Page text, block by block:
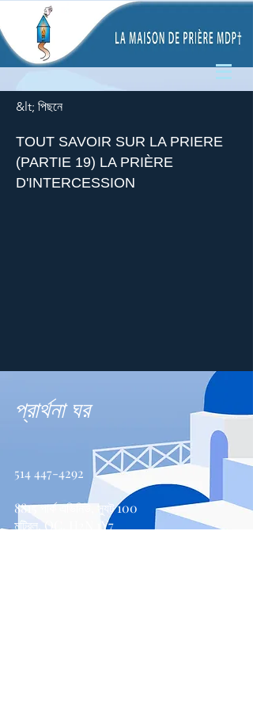
&lt; পিছনে
TOUT SAVOIR SUR LA PRIERE
(PARTIE 19) LA PRIÈRE
D'INTERCESSION
প্রার্থনা ঘর
514 447-4292
8815 পার্ক এভিনিউ, স্যুট 100
মন্ট্রিল, QC, H2N 1Y7